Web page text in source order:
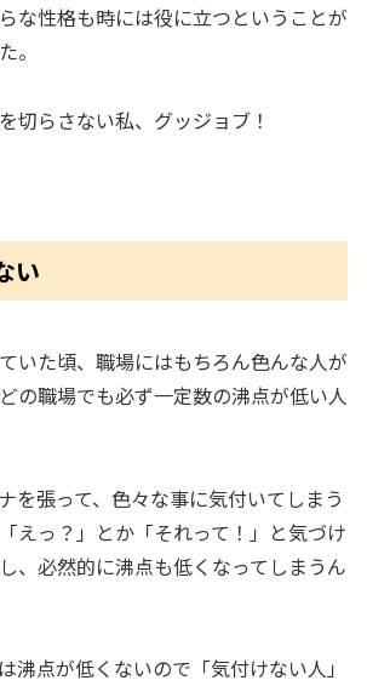
な性格も時には役に立つということが
。
切らさない私、グッジョブ！
い
いた頃、職場にはもちろん色んな人が
の職場でも必ず一定数の沸点が低い人
を張って、色々な事に気付いてしまう
えっ？」とか「それって！」と気づけ
、必然的に沸点も低くなってしまうん
沸点が低くないので「気付けない人」